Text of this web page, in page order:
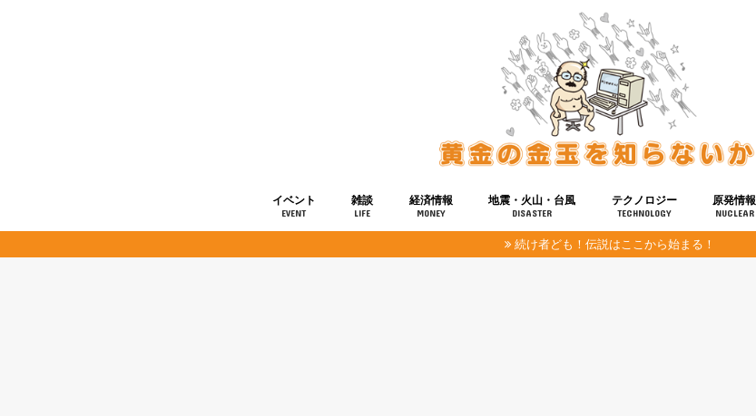
イベント
EVENT
雑談
LIFE
経済情報
MONEY
地震・火山・台風
DISASTER
テクノロジー
TECHNOLOGY
健康
宇宙
原発情報
NUCLEAR
続け者ども！伝説はここから始まる！